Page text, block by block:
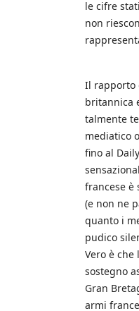
le cifre
non
Il rapporto
britannica
talmente
mediatico
fino al
francese è
(e non ne
quanto i
pudico
Vero è che
sostegno
Gran
armi